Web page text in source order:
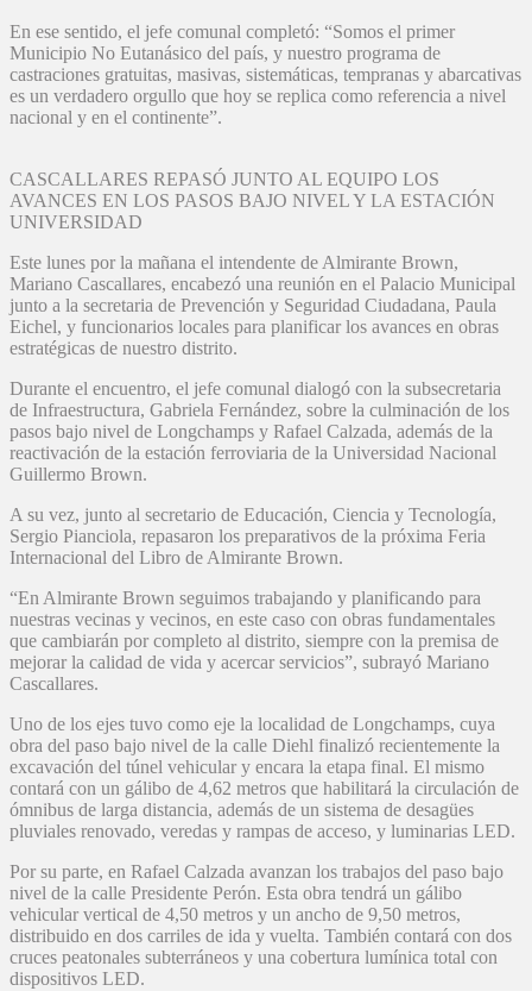
En ese sentido, el jefe comunal completó: “Somos el primer
Municipio No Eutanásico del país, y nuestro programa de
castraciones gratuitas, masivas, sistemáticas, tempranas y abarcativas
es un verdadero orgullo que hoy se replica como referencia a nivel
nacional y en el continente”.
CASCALLARES REPASÓ JUNTO AL EQUIPO LOS
AVANCES EN LOS PASOS BAJO NIVEL Y LA ESTACIÓN
UNIVERSIDAD
Este lunes por la mañana el intendente de Almirante Brown,
Mariano Cascallares, encabezó una reunión en el Palacio Municipal
junto a la secretaria de Prevención y Seguridad Ciudadana, Paula
Eichel, y funcionarios locales para planificar los avances en obras
estratégicas de nuestro distrito.
Durante el encuentro, el jefe comunal dialogó con la subsecretaria
de Infraestructura, Gabriela Fernández, sobre la culminación de los
pasos bajo nivel de Longchamps y Rafael Calzada, además de la
reactivación de la estación ferroviaria de la Universidad Nacional
Guillermo Brown.
A su vez, junto al secretario de Educación, Ciencia y Tecnología,
Sergio Pianciola, repasaron los preparativos de la próxima Feria
Internacional del Libro de Almirante Brown.
“En Almirante Brown seguimos trabajando y planificando para
nuestras vecinas y vecinos, en este caso con obras fundamentales
que cambiarán por completo al distrito, siempre con la premisa de
mejorar la calidad de vida y acercar servicios”, subrayó Mariano
Cascallares.
Uno de los ejes tuvo como eje la localidad de Longchamps, cuya
obra del paso bajo nivel de la calle Diehl finalizó recientemente la
excavación del túnel vehicular y encara la etapa final. El mismo
contará con un gálibo de 4,62 metros que habilitará la circulación de
ómnibus de larga distancia, además de un sistema de desagües
pluviales renovado, veredas y rampas de acceso, y luminarias LED.
Por su parte, en Rafael Calzada avanzan los trabajos del paso bajo
nivel de la calle Presidente Perón. Esta obra tendrá un gálibo
vehicular vertical de 4,50 metros y un ancho de 9,50 metros,
distribuido en dos carriles de ida y vuelta. También contará con dos
cruces peatonales subterráneos y una cobertura lumínica total con
dispositivos LED.